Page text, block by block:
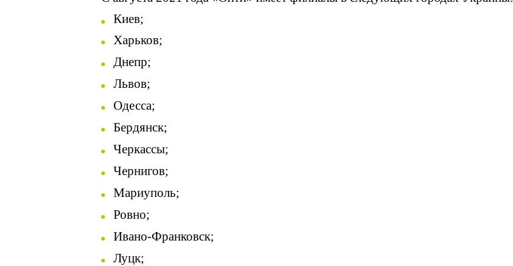
Киев;
Харьков;
Днепр;
Львов;
Одесса;
Бердянск;
Черкассы;
Чернигов;
Мариуполь;
Ровно;
Ивано-Франковск;
Луцк;